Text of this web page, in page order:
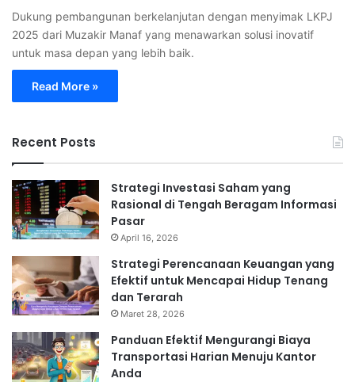
Dukung pembangunan berkelanjutan dengan menyimak LKPJ
2025 dari Muzakir Manaf yang menawarkan solusi inovatif
untuk masa depan yang lebih baik.
Read More »
Recent Posts
Strategi Investasi Saham yang
Rasional di Tengah Beragam Informasi
Pasar
April 16, 2026
Strategi Perencanaan Keuangan yang
Efektif untuk Mencapai Hidup Tenang
dan Terarah
Maret 28, 2026
Panduan Efektif Mengurangi Biaya
Transportasi Harian Menuju Kantor
Anda